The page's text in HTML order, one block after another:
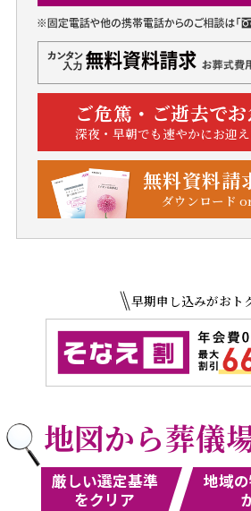
ご危篤・ご逝去で
深夜・早朝でも速やかにお迎
無料資料請
ダウンロード
早期申し込みがおト
地図から葬儀
厳しい選定基準
をクリア
地域